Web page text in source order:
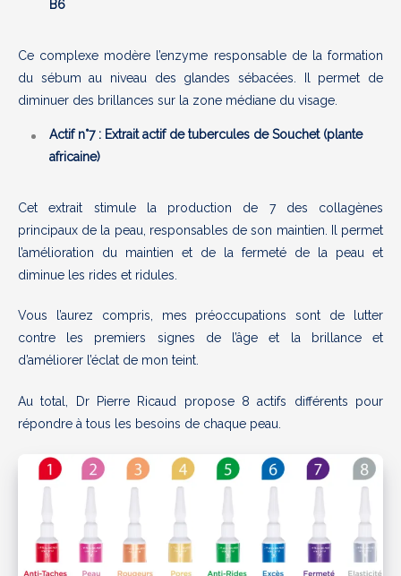
B6
Ce complexe modère l’enzyme responsable de la formation
du sébum au niveau des glandes sébacées. Il permet de
diminuer des brillances sur la zone médiane du visage.
Actif n°7 : Extrait actif de tubercules de Souchet (plante
africaine)
Cet extrait stimule la production de 7 des collagènes
principaux de la peau, responsables de son maintien. Il permet
l’amélioration du maintien et de la fermeté de la peau et
diminue les rides et ridules.
Vous l’aurez compris, mes préoccupations sont de lutter
contre les premiers signes de l’âge et la brillance et
d’améliorer l’éclat de mon teint.
Au total, Dr Pierre Ricaud propose 8 actifs différents pour
répondre à tous les besoins de chaque peau.